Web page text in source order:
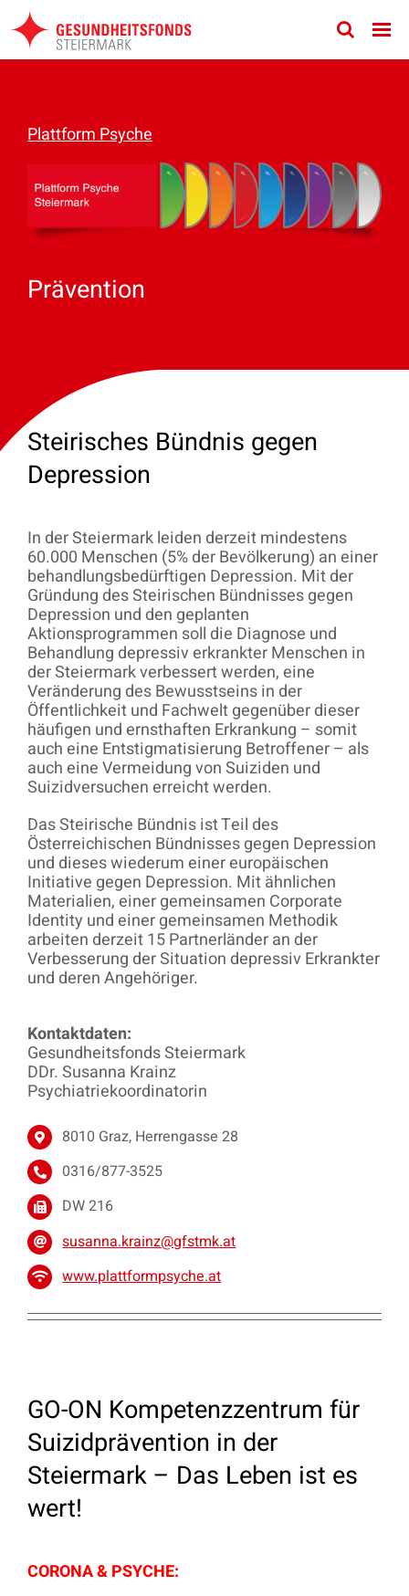
Zum
Inhalt
springen
Plattform Psyche
Prävention
Steirisches Bündnis gegen
Depression
In der Steiermark leiden derzeit mindestens
60.000 Menschen (5% der Bevölkerung) an einer
behandlungsbedürftigen Depression. Mit der
Gründung des Steirischen Bündnisses gegen
Depression und den geplanten
Aktionsprogrammen soll die Diagnose und
Behandlung depressiv erkrankter Menschen in
der Steiermark verbessert werden, eine
Veränderung des Bewusstseins in der
Öffentlichkeit und Fachwelt gegenüber dieser
häufigen und ernsthaften Erkrankung – somit
auch eine Entstigmatisierung Betroffener – als
auch eine Vermeidung von Suiziden und
Suizidversuchen erreicht werden.
Das Steirische Bündnis ist Teil des
Österreichischen Bündnisses gegen Depression
und dieses wiederum einer europäischen
Initiative gegen Depression. Mit ähnlichen
Materialien, einer gemeinsamen Corporate
Identity und einer gemeinsamen Methodik
arbeiten derzeit 15 Partnerländer an der
Verbesserung der Situation depressiv Erkrankter
und deren Angehöriger.
Kontaktdaten:
Gesundheitsfonds Steiermark
DDr. Susanna Krainz
Psychiatriekoordinatorin
8010 Graz, Herrengasse 28
0316/877-3525
DW 216
susanna.krainz@gfstmk.at
www.plattformpsyche.at
GO-ON Kompetenzzentrum für
Suizidprävention in der
Steiermark – Das Leben ist es
wert!
CORONA & PSYCHE: